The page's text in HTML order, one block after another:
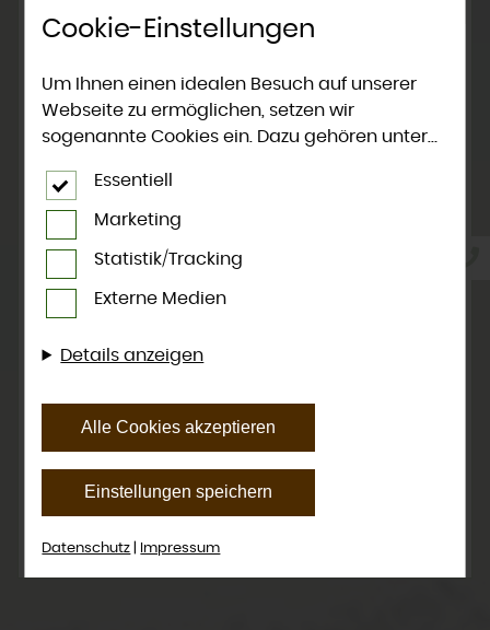
Cookie-Einstellungen
Um Ihnen einen idealen Besuch auf unserer
Webseite zu ermöglichen, setzen wir
sogenannte Cookies ein. Dazu gehören unter
den reibungslosen Betrieb unserer
kommerziellen Unternehmensseite notwendig
sind. Zusätzlich verwenden wir Cookies zur
anonymen Erhebung von Statistiken sowie
solche, die zur Ausspielung und Anzeige
personalisierter Inhalte auch nach dem
Besuch unserer Webseite eingesetzt werden
Cookies Sie zulassen möchten. Bitte beachten
Sie, dass anhand Ihrer getätigten
auf der Webseite zur Verfügung stehen
widerrufen und in den Cookie-Einstellungen
entsprechend ändern. In unseren
Essentiell
Marketing
Statistik/Tracking
Externe Medien
Details anzeigen
Alle Cookies akzeptieren
Einstellungen speichern
Datenschutz Impressum